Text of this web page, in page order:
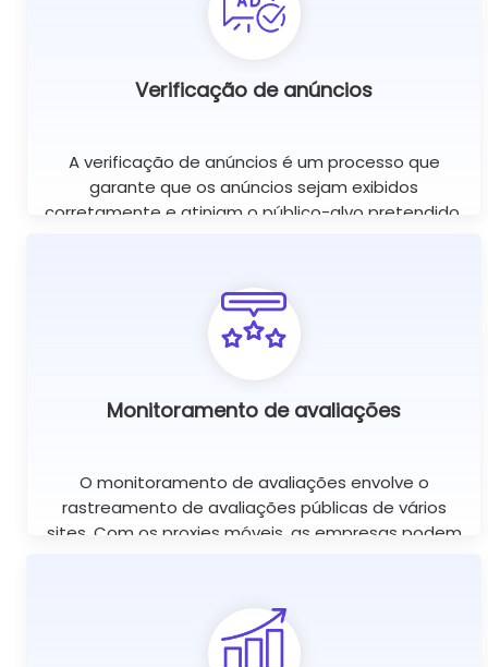
Verificação de anúncios
A verificação de anúncios é um processo que
garante que os anúncios sejam exibidos
corretamente e atinjam o público-alvo pretendido.
anúncios são exibidos nos sites certos.
Monitoramento de avaliações
O monitoramento de avaliações envolve o
rastreamento de avaliações públicas de vários
sites. Com os proxies móveis, as empresas podem
ilimitadas.